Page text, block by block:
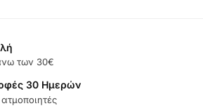
των 30€
30 Ημερών